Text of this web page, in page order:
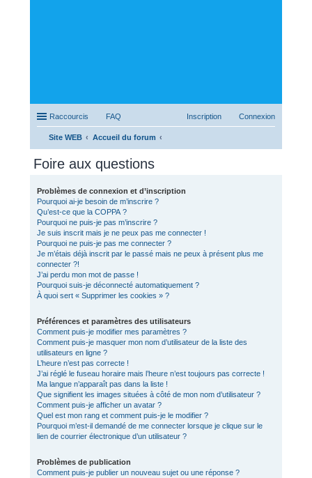
Raccourcis FAQ Connexion
Inscription
Site WEB
Accueil du forum
Foire aux questions
Problèmes de connexion et d’inscription
Pourquoi ai-je besoin de m’inscrire ?
Qu’est-ce que la COPPA ?
Pourquoi ne puis-je pas m’inscrire ?
Je suis inscrit mais je ne peux pas me connecter !
Pourquoi ne puis-je pas me connecter ?
Je m’étais déjà inscrit par le passé mais ne peux à présent plus me
connecter ?!
J’ai perdu mon mot de passe !
Pourquoi suis-je déconnecté automatiquement ?
À quoi sert « Supprimer les cookies » ?
Préférences et paramètres des utilisateurs
Comment puis-je modifier mes paramètres ?
Comment puis-je masquer mon nom d’utilisateur de la liste des
utilisateurs en ligne ?
L’heure n’est pas correcte !
J’ai réglé le fuseau horaire mais l’heure n’est toujours pas correcte !
Ma langue n’apparaît pas dans la liste !
Que signifient les images situées à côté de mon nom d’utilisateur ?
Comment puis-je afficher un avatar ?
Quel est mon rang et comment puis-je le modifier ?
Pourquoi m’est-il demandé de me connecter lorsque je clique sur le
lien de courrier électronique d’un utilisateur ?
Problèmes de publication
Comment puis-je publier un nouveau sujet ou une réponse ?